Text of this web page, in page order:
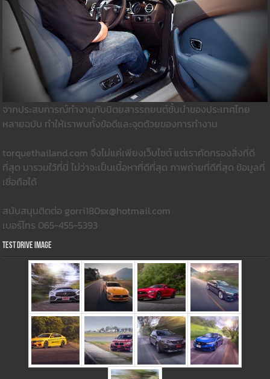
จากประสบการณ์ทำงานกับนิตยสารรถยนต์ชั้นนำของประเทศไทย
หลายฉบับ ทำให้เราพบทั้งข้อดีและจุดด้วยของการทำงาน
torquethailand.com จึงไม่แค่เพียงเว็บไซต์ แต่เราคัดกรองสิ่งที่ดี
ที่สุด มารวมใว้ที่นี่ ไม่ว่าจะเป็นเนื้อหาที่ดีที่สุด ภาพถ่ายที่ดีที่สุด ข้อมูลที่
เชื่อถือได้
สนับสนุนติดต่อ gorri180sx@hotmail.com
เบอร์โทร 065-455-5393
Test Drive Image